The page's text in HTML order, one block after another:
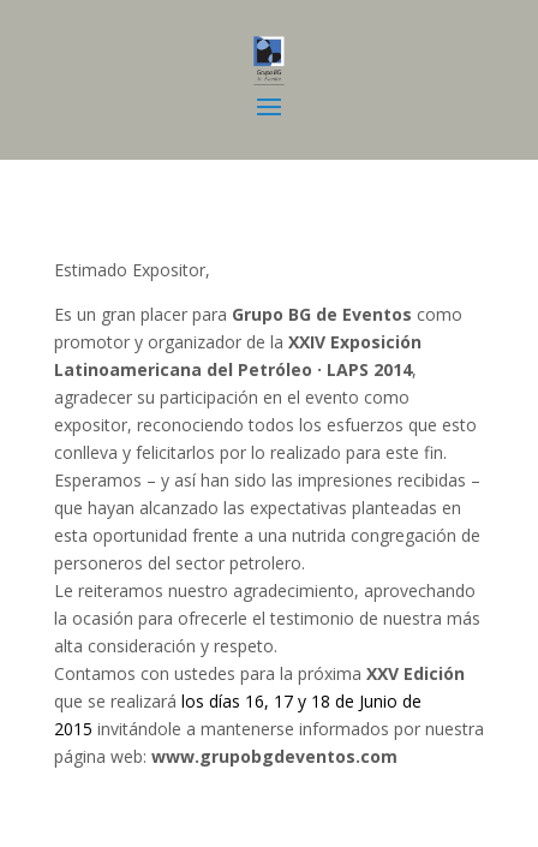
Estimado Expositor,
Es un gran placer para Grupo BG de Eventos como
promotor y organizador de la XXIV Exposición
Latinoamericana del Petróleo · LAPS 2014,
agradecer su participación en el evento como
expositor, reconociendo todos los esfuerzos que esto
conlleva y felicitarlos por lo realizado para este fin.
Esperamos – y así han sido las impresiones recibidas –
que hayan alcanzado las expectativas planteadas en
esta oportunidad frente a una nutrida congregación de
personeros del sector petrolero.
Le reiteramos nuestro agradecimiento, aprovechando
la ocasión para ofrecerle el testimonio de nuestra más
alta consideración y respeto.
Contamos con ustedes para la próxima XXV Edición
que se realizará los días 16, 17 y 18 de Junio de
2015 invitándole a mantenerse informados por nuestra
página web: www.grupobgdeventos.com